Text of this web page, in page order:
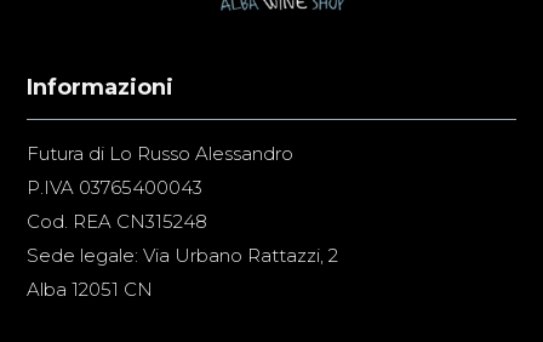
Informazioni
Futura di Lo Russo Alessandro
P.IVA 03765400043
Cod. REA CN315248
Sede legale: Via Urbano Rattazzi, 2
Alba 12051 CN